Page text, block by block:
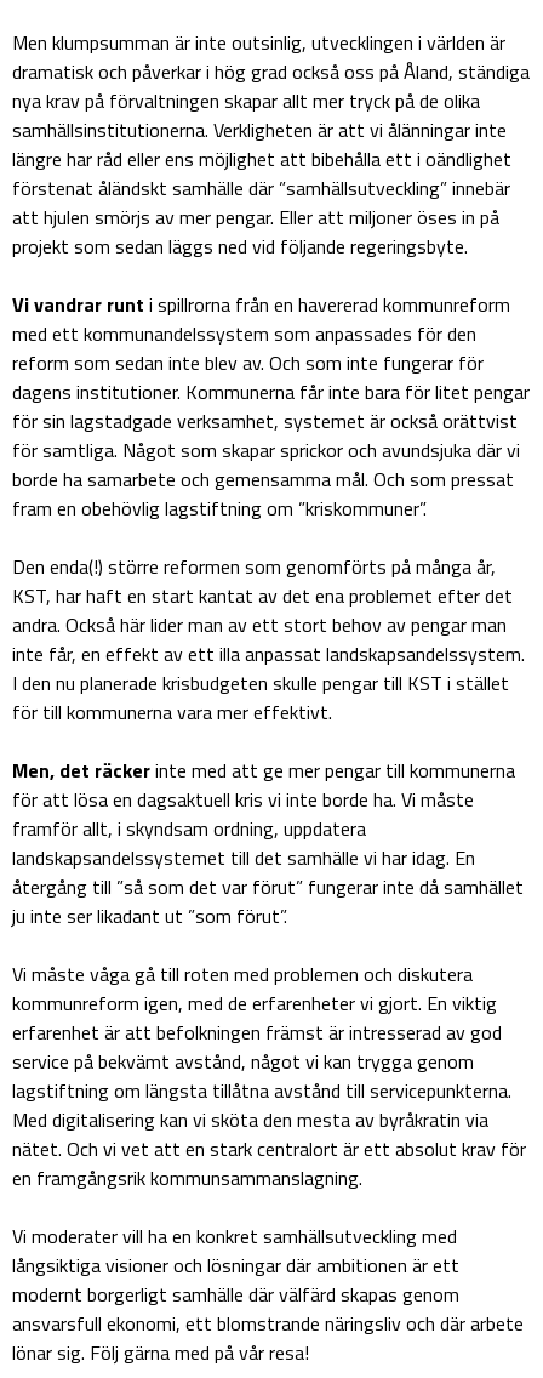
Men klumpsumman är inte outsinlig, utvecklingen i världen är
dramatisk och påverkar i hög grad också oss på Åland, ständiga
nya krav på förvaltningen skapar allt mer tryck på de olika
samhällsinstitutionerna. Verkligheten är att vi ålänningar inte
längre har råd eller ens möjlighet att bibehålla ett i oändlighet
förstenat åländskt samhälle där ”samhällsutveckling” innebär
att hjulen smörjs av mer pengar. Eller att miljoner öses in på
projekt som sedan läggs ned vid följande regeringsbyte.
Vi vandrar runt i spillrorna från en havererad kommunreform
med ett kommunandelssystem som anpassades för den
reform som sedan inte blev av. Och som inte fungerar för
dagens institutioner. Kommunerna får inte bara för litet pengar
för sin lagstadgade verksamhet, systemet är också orättvist
för samtliga. Något som skapar sprickor och avundsjuka där vi
borde ha samarbete och gemensamma mål. Och som pressat
fram en obehövlig lagstiftning om ”kriskommuner”.
Den enda(!) större reformen som genomförts på många år,
KST, har haft en start kantat av det ena problemet efter det
andra. Också här lider man av ett stort behov av pengar man
inte får, en effekt av ett illa anpassat landskapsandelssystem.
I den nu planerade krisbudgeten skulle pengar till KST i stället
för till kommunerna vara mer effektivt.
Men, det räckerinte med att ge mer pengar till kommunerna
för att lösa en dagsaktuell kris vi inte borde ha. Vi måste
framför allt, i skyndsam ordning, uppdatera
landskapsandelssystemet till det samhälle vi har idag. En
återgång till ”så som det var förut” fungerar inte då samhället
ju inte ser likadant ut ”som förut”.
Vi måste våga gå till roten med problemen och diskutera
kommunreform igen, med de erfarenheter vi gjort. En viktig
erfarenhet är att befolkningen främst är intresserad av god
service på bekvämt avstånd, något vi kan trygga genom
lagstiftning om längsta tillåtna avstånd till servicepunkterna.
Med digitalisering kan vi sköta den mesta av byråkratin via
nätet. Och vi vet att en stark centralort är ett absolut krav för
en framgångsrik kommunsammanslagning.
Vi moderater vill ha en konkret samhällsutveckling med
långsiktiga visioner och lösningar där ambitionen är ett
modernt borgerligt samhälle där välfärd skapas genom
ansvarsfull ekonomi, ett blomstrande näringsliv och där arbete
lönar sig. Följ gärna med på vår resa!